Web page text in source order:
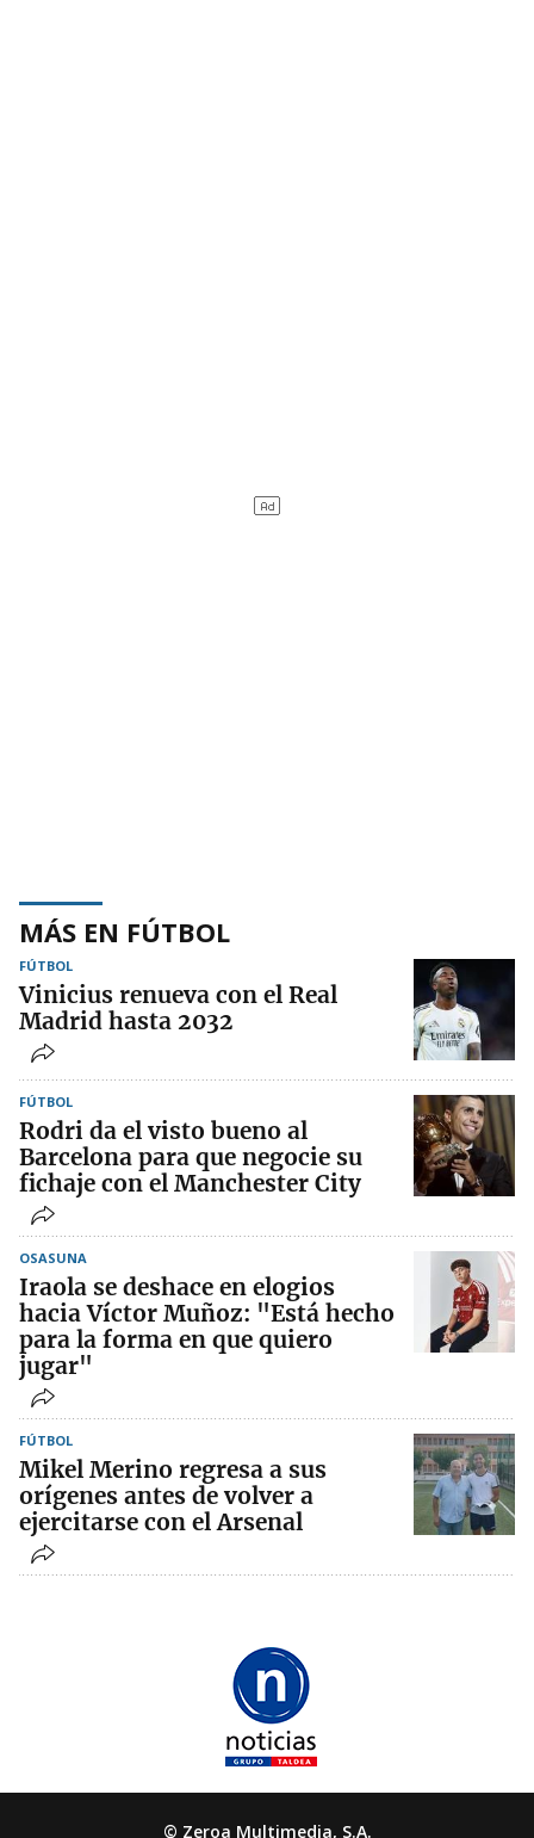
MÁS EN FÚTBOL
FÚTBOL
Vinicius renueva con el Real
Madrid hasta 2032
FÚTBOL
Rodri da el visto bueno al
Barcelona para que negocie su
fichaje con el Manchester City
OSASUNA
Iraola se deshace en elogios
hacia Víctor Muñoz: "Está hecho
para la forma en que quiero
jugar"
FÚTBOL
Mikel Merino regresa a sus
orígenes antes de volver a
ejercitarse con el Arsenal
© Zeroa Multimedia, S.A.